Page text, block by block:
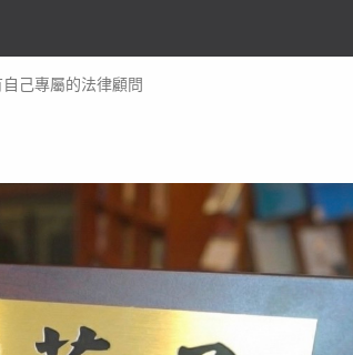
己專屬的法律顧問